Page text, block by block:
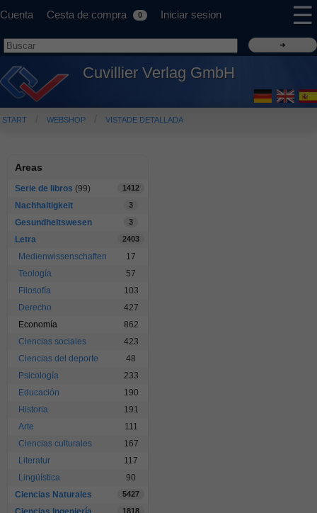
Cuenta Cesta de compra 0 Iniciar sesion ☰
Cuvillier Verlag GmbH
START WEBSHOP VISTADE DETALLADA
Areas
Serie de libros (99) 1412
Nachhaltigkeit 3
Gesundheitswesen 3
Letra 2403
Medienwissenschaften
17
Teología
57
Filosofía
103
Derecho
427
Economía
862
Ciencias sociales
423
Ciencias del deporte
48
Psicología
233
Educación
190
Historia
191
Arte
111
Ciencias culturales
167
Literatur
117
Lingüística
90
Ciencias Naturales
5427
1818